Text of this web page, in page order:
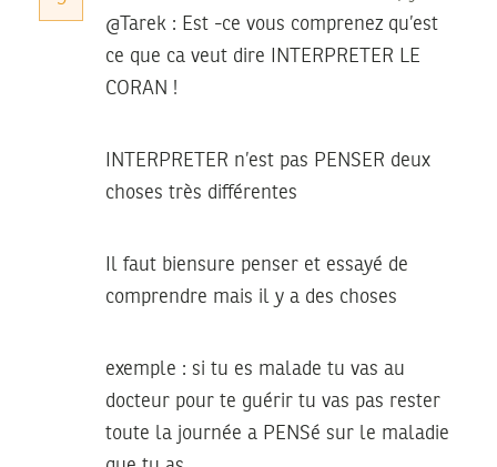
@Tarek : Est -ce vous comprenez qu’est
ce que ca veut dire INTERPRETER LE
CORAN !
INTERPRETER n’est pas PENSER deux
choses très différentes
Il faut biensure penser et essayé de
comprendre mais il y a des choses
exemple : si tu es malade tu vas au
docteur pour te guérir tu vas pas rester
toute la journée a PENSé sur le maladie